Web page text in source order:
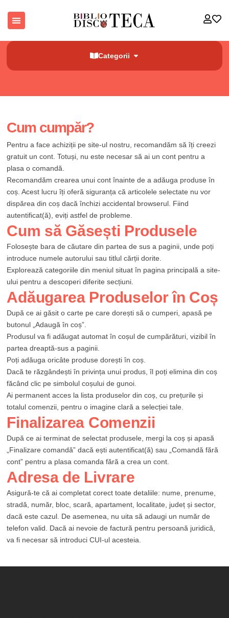
Categorii
Cum cumpăr?
Pentru a face achiziții pe site-ul nostru, recomandăm să îți creezi
gratuit un cont. Totuși, nu este necesar să ai un cont pentru a
plasa o comandă.
Recomandăm crearea unui cont înainte de a adăuga produse în
coș. Acest lucru îți oferă siguranța că articolele selectate nu vor
dispărea din coș dacă închizi accidental browserul. Fiind
autentificat(ă), eviți astfel de probleme.
Cum să Găsești Produsele
Folosește bara de căutare din partea de sus a paginii, unde poți
introduce numele autorului sau titlul cărții dorite.
Explorează categoriile din meniul situat în pagina principală a site-
ului pentru a descoperi diferite secțiuni.
Adăugarea Produselor în Coș
După ce ai găsit o carte pe care dorești să o cumperi, apasă pe
butonul „Adaugă în coș”.
Produsul va fi adăugat automat în coșul de cumpărături, vizibil în
partea dreaptă-sus a paginii.
Poți adăuga oricâte produse dorești în coș.
Dacă te răzgândești în privința unui produs, îl poți elimina din coș
făcând clic pe simbolul coșului de gunoi.
Ai permanent acces la lista produselor din coș, cu prețurile și
totalul comenzii, pentru o imagine clară a selecției tale.
Finalizarea Comenzii
După ce ai terminat de selectat produsele, mergi la coș și apasă
„Finalizare comandă” dacă ești autentificat(ă) sau „Comandă fără
cont” pentru a plasa comanda fără a crea un cont.
Adresa de Livrare
Asigură-te că ai completat corect toate detaliile: nume, prenume,
stradă, număr, bloc, scară, apartament, localitate, județ și sector,
dacă este cazul. De asemenea, nu uita să adaugi un număr de
telefon valid. Dacă ai nevoie de factură pentru persoană juridică,
va fi necesar să introduci CUI-ul acesteia.